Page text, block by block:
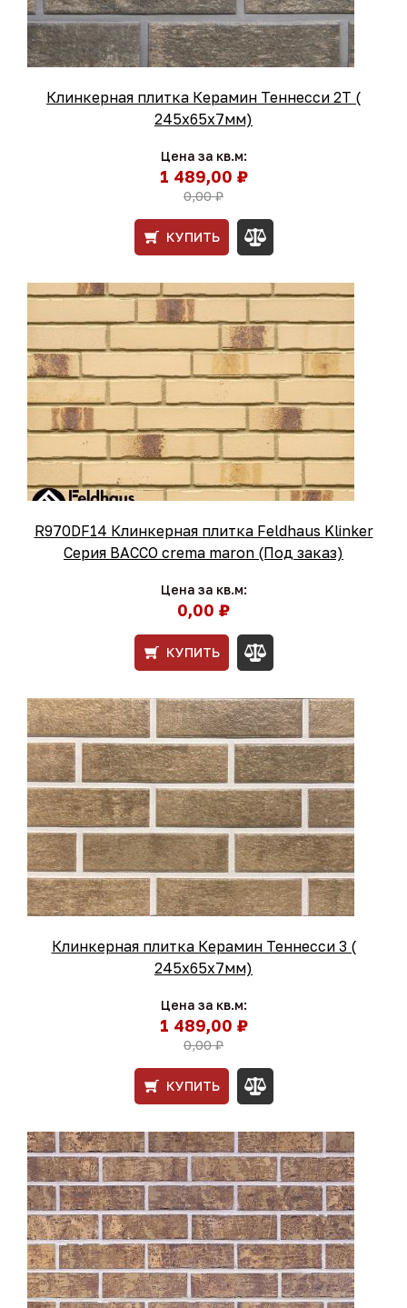
Клинкерная плитка Керамин Теннесси 2Т (
245x65x7мм)
Цена за кв.м:
1 489,00 ₽
0,00 ₽
КУПИТЬ
R970DF14 Клинкерная плитка Feldhaus Klinker
Серия BACCO crema maron (Под заказ)
Цена за кв.м:
0,00 ₽
КУПИТЬ
Клинкерная плитка Керамин Теннесси 3 (
245x65x7мм)
Цена за кв.м:
1 489,00 ₽
0,00 ₽
КУПИТЬ